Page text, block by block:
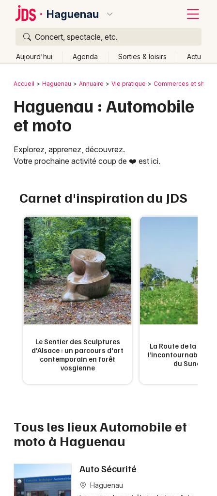
Haguenau
Concert, spectacle, etc.
Aujourd'hui Agenda Sorties & loisirs Actu
Publier un événement
Grands événements
Activité & Expérience
Foires & salons
Spectacles
Concerts
Sports
Soirées
Expos
Automobile et moto en Alsace
Automobile et moto dans le Grand Est
Bordeaux
Colmar
Lyon
Mulhouse
Montpellier
Nantes
Nice
Paris
Strasbourg
Toulouse
Toutes les villes
Retour
Accueil Haguenau Annuaire Vie pratique Commerces et
Haguenau : Automobile
et moto
Explorez, apprenez, découvrez.
Votre prochaine activité coup de ❤️ est ici.
Carnet d'inspiration du JDS
Le Sentier des Sculptures
d'Alsace : un parcours d'art
contemporain en forêt
vosgienne
La Route de la
l’incontournable
du Sundgau
Tous les lieux Automobile et
moto à Haguenau
Auto Sécurité
Haguenau
Quoi ?
Où ?
Partout
Près de moi Changer de lieu
Quand ?
Aujourd'hui